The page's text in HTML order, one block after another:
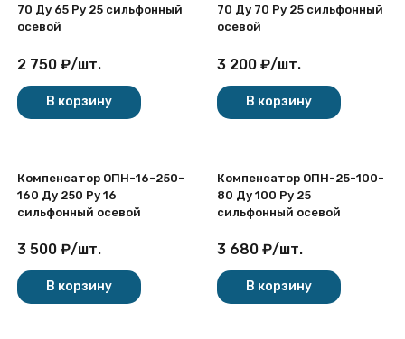
70 Ду 65 Ру 25 сильфонный
осевой
2 750 ₽/шт.
В корзину
70 Ду 70 Ру 25 сильфонный
осевой
3 200 ₽/шт.
В корзину
Компенсатор ОПН-16-250-
160 Ду 250 Ру 16
сильфонный осевой
3 500 ₽/шт.
В корзину
Компенсатор ОПН-25-100-
80 Ду 100 Ру 25
сильфонный осевой
3 680 ₽/шт.
В корзину